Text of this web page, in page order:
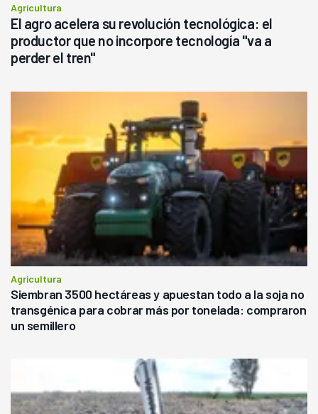
Agricultura
El agro acelera su revolución tecnológica: el
productor que no incorpore tecnología "va a
perder el tren"
Agricultura
Siembran 3500 hectáreas y apuestan todo a la soja no
transgénica para cobrar más por tonelada: compraron
un semillero